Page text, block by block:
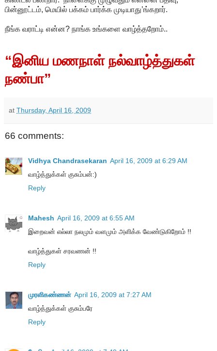
பின்னூட்டம், மெயில் பக்கம் பார்க்க முடியாது’ங்கறார்.
நீங்க வராட்டி என்ன? நாங்க உங்களை வாழ்த்தறோம்..
“இனிய மணநாள் நல்வாழ்த்துகள்
நண்பா”
at Thursday, April 16, 2009
66 comments:
Vidhya Chandrasekaran April 16, 2009 at 6:29 AM
வாழ்த்துக்கள் குசும்பன்:)
Reply
Mahesh April 16, 2009 at 6:55 AM
இறைவன் எல்லா நலமும் வளமும் அளிக்க வேண்டுகிறோம் !!
வாழ்த்துகள் சரவணன் !!
Reply
முரளிகண்ணன் April 16, 2009 at 7:27 AM
வாழ்த்துக்கள் குசும்பரே
Reply